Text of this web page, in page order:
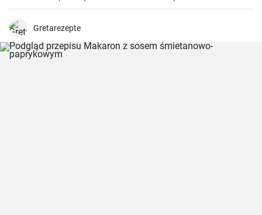
przygotowuję go na różne okazje, niezależnie od pory roku. To
Jest również idealnym połączeniem chrupiących orzechów
Gretarezepte